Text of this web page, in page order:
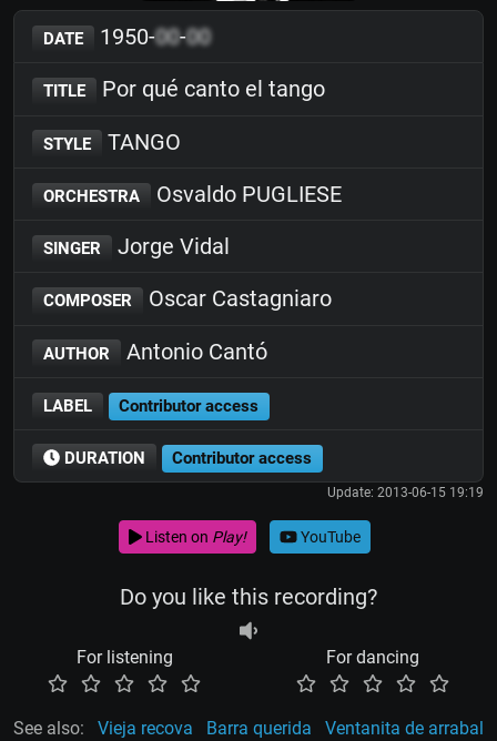
DATE 1950-00-00
TITLE Por qué canto el tango
STYLE TANGO
ORCHESTRA Osvaldo PUGLIESE
SINGER Jorge Vidal
COMPOSER Oscar Castagniaro
AUTHOR Antonio Cantó
LABEL Contributor access
DURATION Contributor access
Update: 2013-06-15 19:19
Listen on Play! YouTube
Do you like this recording?
For listening For dancing
See also: Vieja recova Barra querida Ventanita de arrabal